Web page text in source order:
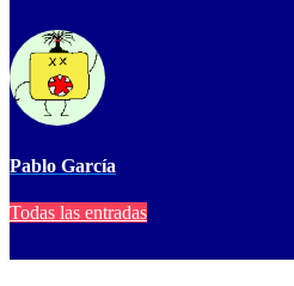
Pablo García
Todas las entradas